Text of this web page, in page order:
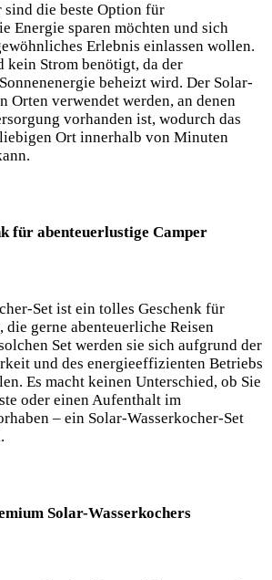
sind die beste Option für
Energie sparen ⁤möchten und sich
Erlebnis einlassen wollen.
kein Strom benötigt, ​da der
beheizt⁤ wird. Der Solar-
Orten verwendet werden, an denen
vorhanden ist, wodurch das
Ort innerhalb von Minuten
​für abenteuerlustige Camper
Set ist ein tolles Geschenk‌ für
gerne⁢ abenteuerliche Reisen
Set werden sie sich aufgrund der
und des energieeffizienten Betriebs
Es macht keinen‍ Unterschied, ob⁢ Sie
oder einen Aufenthalt im
– ein Solar-Wasserkocher-Set
Solar-Wasserkochers